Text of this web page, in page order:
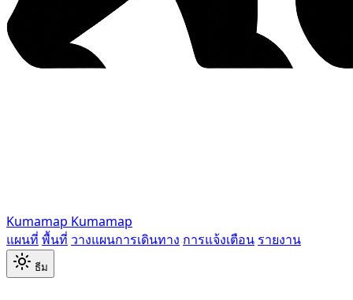
Kumamap Kumamap
แผนที่ พื้นที่ วางแผนการเดินทาง การแจ้งเตือน รายงาน
ธีม